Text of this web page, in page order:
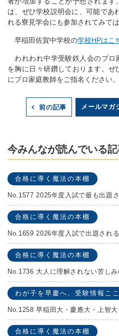
は、ぜひ学校説明会に、可能であ
れる寮見学会にも参加されてみて
早稲田佐賀中学校の学校HPはこ
われわれ中学受験鉄人会のプロ
を胸に日々研鑽しております。
にプロ家庭教師をご指名ください。
前の記事 メールマガ
今みんなが読んでいる
合格に導く魔法の本棚
No.1577 2025年度入試で最も出題
合格に導く魔法の本棚
合格に導く魔法の本棚
わが子を早慶へ、受験情報こ
合格に導く魔法の本棚